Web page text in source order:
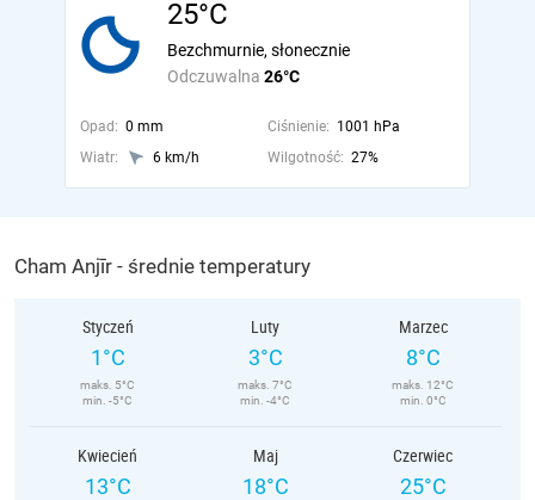
25°C
Odczuwalna 26°C
Bezchmurnie, słonecznie
Opad: 0 mm Ciśnienie: 1001 hPa
Wiatr:
6 km/h Wilgotność: 27%
Cham Anjīr - średnie temperatury
Styczeń
1°C
maks. 5°C
min. -5°C
Luty
3°C
maks. 7°C
min. -4°C
Marzec
8°C
maks. 12°C
min. 0°C
Kwiecień
13°C
Maj
18°C
Czerwiec
25°C